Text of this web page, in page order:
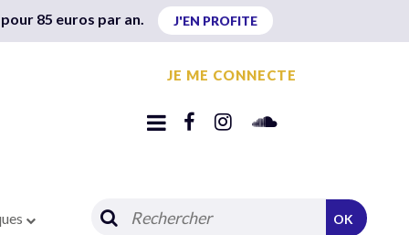
85 euros par an. J'EN PROFITE
JE ME CONNECTE
OK